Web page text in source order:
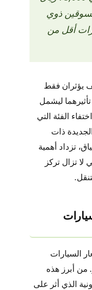
ذوي
أقل من
يؤثران فقط
ليشمل
الفئة التي
ذات
تزداد أهمية
لا تزال تركز
السيارات
من أبرز هذه
الذي أثر على